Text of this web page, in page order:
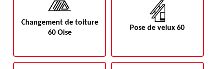
Changement de toiture
60 Oise
Pose de velux 60